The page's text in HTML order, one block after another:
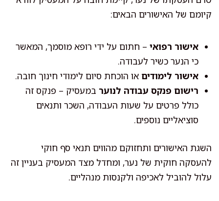
קיומם של האישורים הבאים:
אישור רפואי – חתום על ידי רופא מוסמך, המאשר
כי הנער כשיר לעבודה.
אישור לימודים או הוכחת סיום לימודי חינוך חובה.
רישום פנקס עבודה לנוער במעסיק – פנקס זה
כולל פרטים על שעות העבודה, השכר ותנאים
סוציאליים נוספים.
השגת האישורים ותחזוקם מהווים תנאי סף חוקי
להעסקה חוקית של נער, ומחדל מצד המעסיק בעניין זה
עלול להוביל לאכיפה ולקנסות מנהליים.